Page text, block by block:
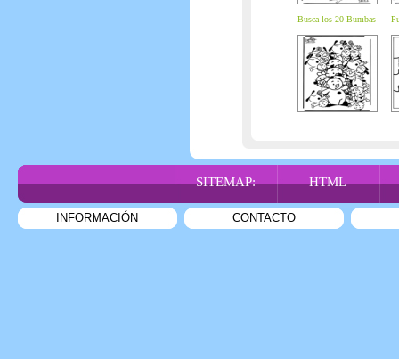
Busca los 20 Bumbas
SITEMAP: HTML
INFORMACIÓN CONTACTO